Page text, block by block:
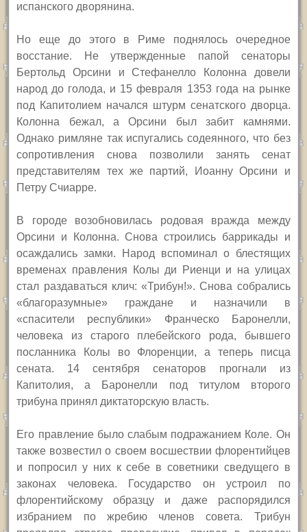
испанского дворянина.
Но еще до этого в Риме поднялось очередное
восстание. Не утвержденные папой сенаторы
Бертольд Орсини и Стефанелло Колонна довели
народ до голода, и 15 февраля 1353 года на рынке
под Капитолием начался штурм сенатского дворца.
Колонна бежал, а Орсини был забит камнями.
Однако римляне так испугались содеянного, что без
сопротивления снова позволили занять сенат
представителям тех же партий, Иоанну Орсини и
Петру Счиарре.
В городе возобновилась родовая вражда между
Орсини и Колонна. Снова строились баррикады и
осаждались замки. Народ вспоминал о блестящих
временах правления Колы ди Риенци и на улицах
стал раздаваться клич: «Трибун!». Снова собрались
«благоразумные» граждане и назначили в
«спасители республики» Франческо Баронелли,
человека из старого плебейского рода, бывшего
посланника Колы во Флоренции, а теперь писца
сената. 14 сентября сенаторов прогнали из
Капитолия, а Баронелли под титулом второго
трибуна принял диктаторскую власть.
Его правление было слабым подражанием Коле. Он
также возвестил о своем восшествии флорентийцев
и попросил у них к себе в советники сведущего в
законах человека. Государство он устроил по
флорентийскому образцу и даже распорядился
избранием по жребию членов совета. Трибун